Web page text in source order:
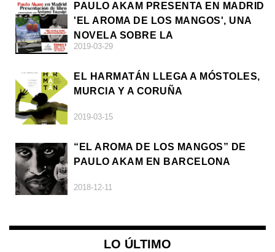
PAULO AKAM PRESENTA EN MADRID
'EL AROMA DE LOS MANGOS', UNA
NOVELA SOBRE LA
AFRODESCENDENCIA
2019-03-29
EL HARMATÁN LLEGA A MÓSTOLES,
MURCIA Y A CORUÑA
2019-03-15
“EL AROMA DE LOS MANGOS” DE
PAULO AKAM EN BARCELONA
2018-12-11
LO ÚLTIMO